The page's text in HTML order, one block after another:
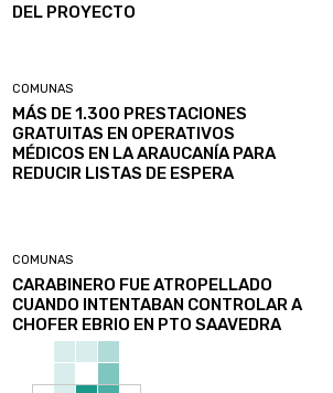
DEL PROYECTO
COMUNAS
MÁS DE 1.300 PRESTACIONES
GRATUITAS EN OPERATIVOS
MÉDICOS EN LA ARAUCANÍA PARA
REDUCIR LISTAS DE ESPERA
COMUNAS
CARABINERO FUE ATROPELLADO
CUANDO INTENTABAN CONTROLAR A
CHOFER EBRIO EN PTO SAAVEDRA